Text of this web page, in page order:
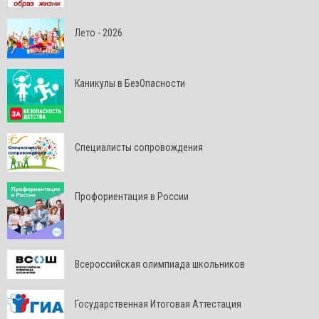
Лето - 2026
Каникулы в БезОпасности
Специалисты сопровождения
Профориентация в России
Всероссийская олимпиада школьников
Государственная Итоговая Аттестация